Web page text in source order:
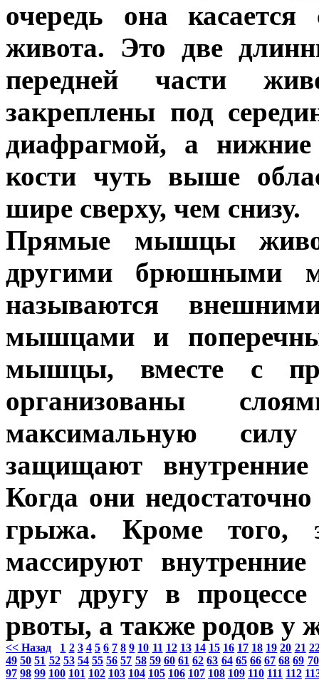
очередь она
живота. Это две
передней части
закреплены под
диафрагмой, а
кости чуть выше
шире сверху, чем снизу.
Прямые мышцы
другими брюшными
называются
мышцами и
мышцы, вместе с
организованы
максимальную
защищают
Когда они
грыжа. Кроме
массируют
друг другу в
рвоты, а также родов у
<< Назад 1 2 3 4 5 6 7 8 9 10 11 12 13 14 15 16 17 18 19 20 21
49 50 51 52 53 54 55 56 57 58 59 60 61 62 63 64 65 66 67 68 69 70
97 98 99 100 101 102 103 104 105 106 107 108 109 110 111 112